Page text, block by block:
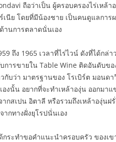
ถือว่าเป็น ผู้ครอบครองไร่เหล้
นีย โดยที่มีน้องชาย เป็นคนดูแลกา
นการตลาดนั่นเอง
ถึง 1965 เวลาที่ไร่ไวน์ ดังที่ได้กล่
การขายใน Table Wine ติดอันดับข
กับว่า มาตรฐานของ โรเบิร์ต มอนด
องนั้น อยากที่จะทำเหล้าองุ่น ออกมา
ากสเปน อิตาลี หรือรวมถึงเหล้าองุ่น
ากทางฝั่งยุโรปนั่นเอง
กระทำขอคำแนะนำครอบครัว ของเ